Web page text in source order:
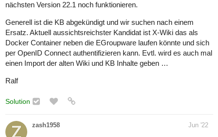
nächsten Version 22.1 noch funktionieren.
Generell ist die KB abgekündigt und wir suchen nach einem
Ersatz. Aktuell aussichtsreichster Kandidat ist X-Wiki das als
Docker Container neben die EGroupware laufen könnte und sich
per OpenID Connect authentifizieren kann. Evtl. wird es auch mal
einen Import der alten Wiki und KB Inhalte geben …
Ralf
Solution
zash1958 Jun '22